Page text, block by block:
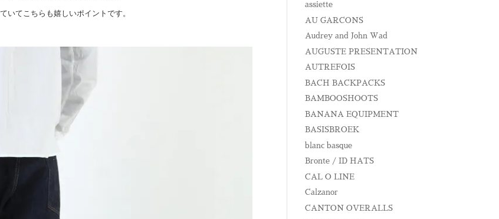
いてこちらも嬉しいポイントです。
assiette
AU GARCONS
Audrey and John Wad
AUGUSTE PRESENTATION
AUTREFOIS
BACH BACKPACKS
BAMBOOSHOOTS
BANANA EQUIPMENT
BASISBROEK
blanc basque
Bronte / ID HATS
CAL O LINE
Calzanor
CANTON OVERALLS